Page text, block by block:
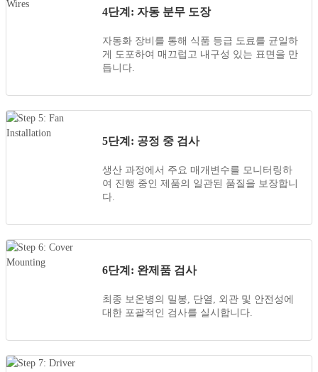
4단계: 자동 분무 도장
자동화 장비를 통해 식품 등급 도료를 균일하
게 도포하여 매끄럽고 내구성 있는 표면을 만
듭니다.
5단계: 공정 중 검사
생산 과정에서 주요 매개변수를 모니터링하
여 진행 중인 제품의 일관된 품질을 보장합니
다.
6단계: 완제품 검사
최종 보온병의 밀봉, 단열, 외관 및 안전성에
대한 포괄적인 검사를 실시합니다.